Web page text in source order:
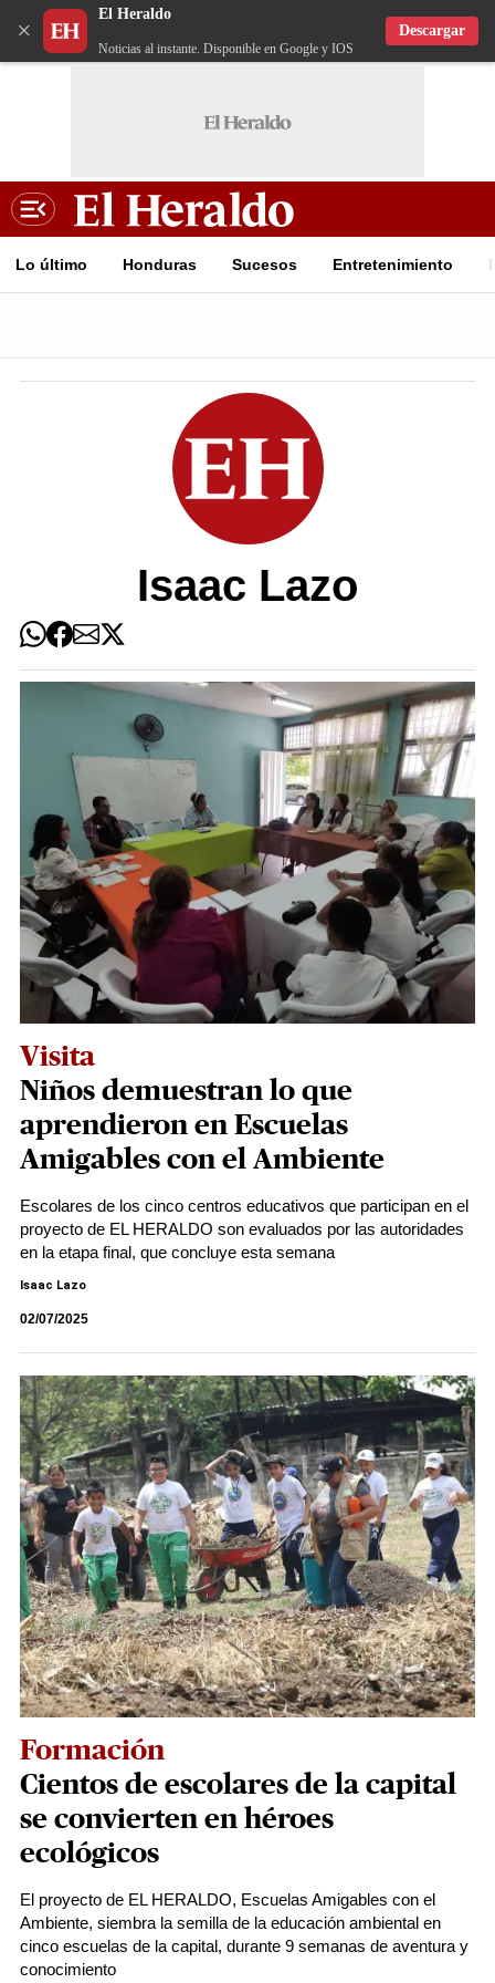
×
El Heraldo
Noticias al instante. Disponible en Google y IOS
Descargar
Lo último Honduras Sucesos Entretenimiento
Isaac Lazo
Visita
Niños demuestran lo que
aprendieron en Escuelas
Amigables con el Ambiente
Escolares de los cinco centros educativos que participan en el
proyecto de EL HERALDO son evaluados por las autoridades
en la etapa final, que concluye esta semana
Isaac Lazo
02/07/2025
Formación
Cientos de escolares de la capital
se convierten en héroes
ecológicos
El proyecto de EL HERALDO, Escuelas Amigables con el
Ambiente, siembra la semilla de la educación ambiental en
cinco escuelas de la capital, durante 9 semanas de aventura y
conocimiento